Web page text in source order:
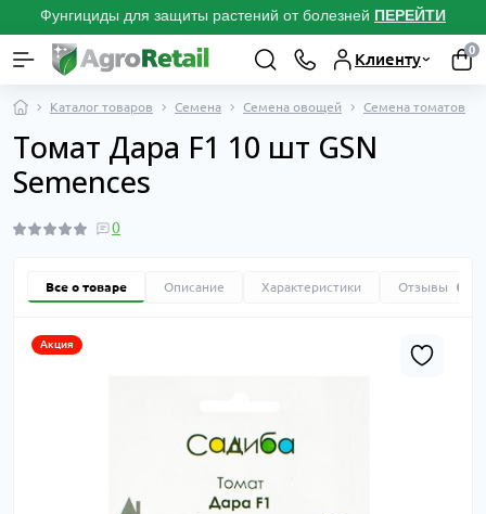
Фунгициды для защиты растений от болезней ПЕРЕЙТИ
Клиенту
0
Каталог товаров Семена Семена овощей Семена томатов
Томат Дара F1 10 шт GSN
Semences
0
Все о товаре Описание Характеристики Отзывы
Акция